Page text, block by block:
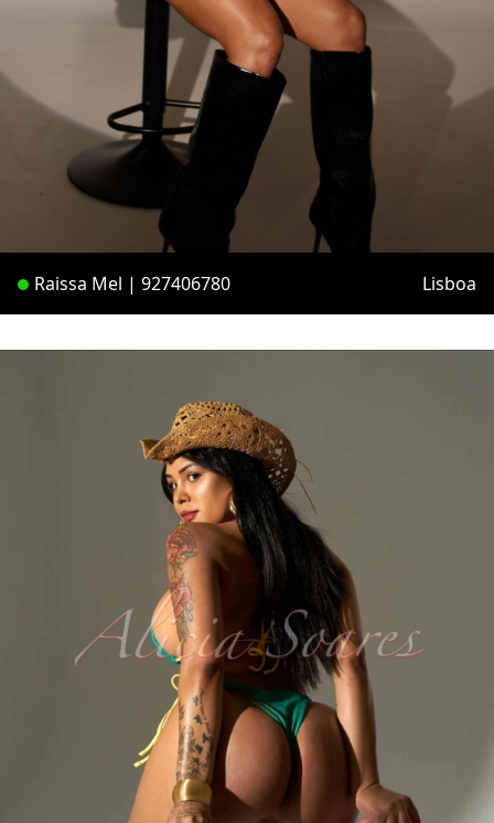
Raissa Mel | 927406780 Lisboa